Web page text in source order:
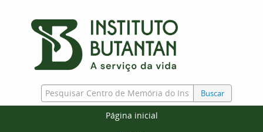
Buscar
Página inicial